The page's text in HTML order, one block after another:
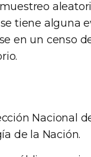
tiene alguna
en un censo
Nacional
de la Nación.